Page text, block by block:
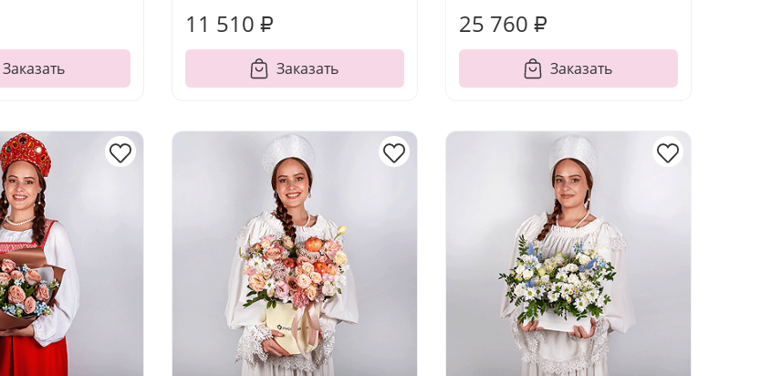
Заказать
11 510 ₽
Заказать
25 760 ₽
Заказать